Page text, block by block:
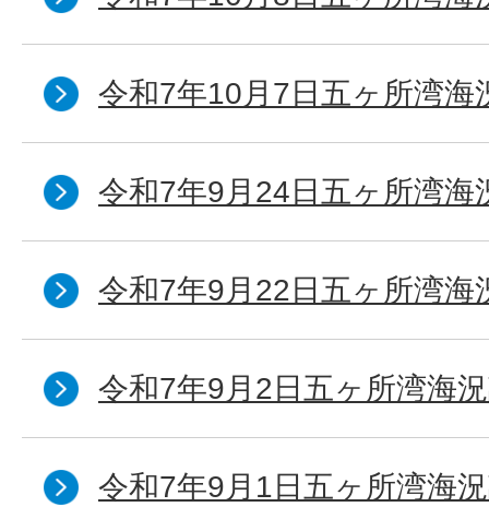
令和7年10月7日五ヶ所湾海
令和7年9月24日五ヶ所湾海
令和7年9月22日五ヶ所湾海
令和7年9月2日五ヶ所湾海
令和7年9月1日五ヶ所湾海